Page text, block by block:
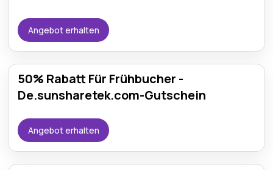
Angebot erhalten
50% Rabatt Für Frühbucher -
De.sunsharetek.com-Gutschein
Angebot erhalten